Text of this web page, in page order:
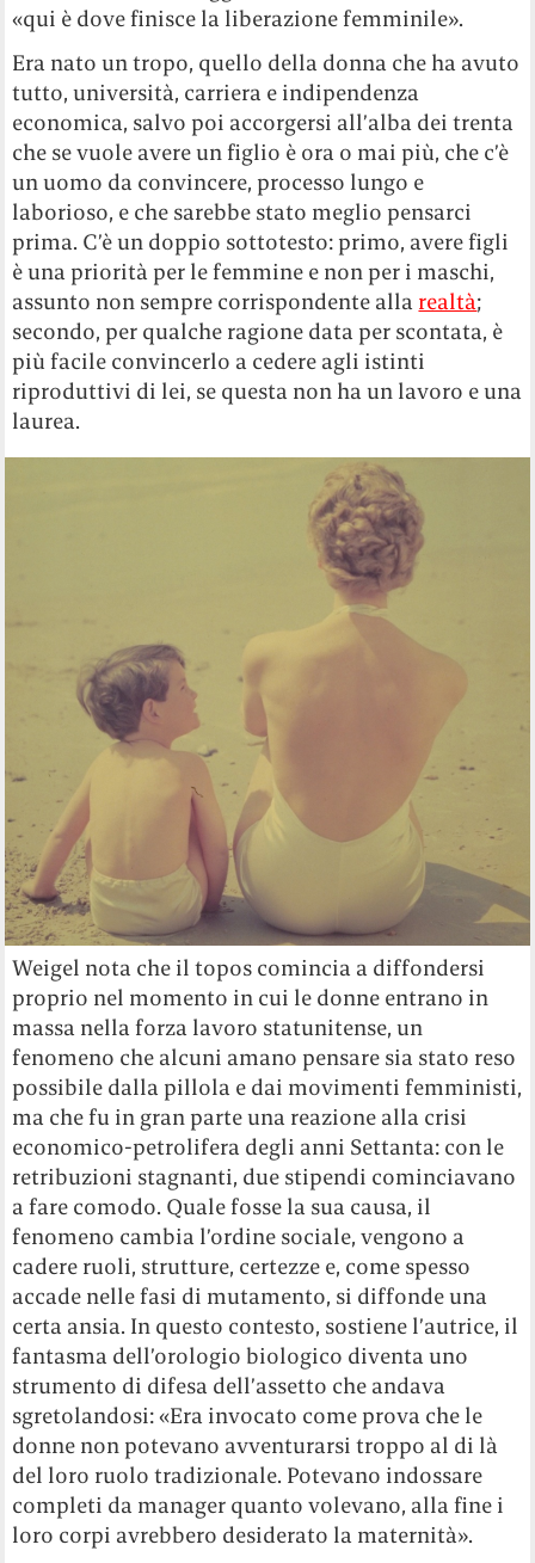
«qui è dove finisce la liberazione femminile».
Era nato un tropo, quello della donna che ha avuto
tutto, università, carriera e indipendenza
economica, salvo poi accorgersi all’alba dei trenta
che se vuole avere un figlio è ora o mai più, che c’è
un uomo da convincere, processo lungo e
laborioso, e che sarebbe stato meglio pensarci
prima. C’è un doppio sottotesto: primo, avere figli
è una priorità per le femmine e non per i maschi,
assunto non sempre corrispondente alla realtà;
secondo, per qualche ragione data per scontata, è
più facile convincerlo a cedere agli istinti
riproduttivi di lei, se questa non ha un lavoro e una
laurea.
Weigel nota che il topos comincia a diffondersi
proprio nel momento in cui le donne entrano in
massa nella forza lavoro statunitense, un
fenomeno che alcuni amano pensare sia stato reso
possibile dalla pillola e dai movimenti femministi,
ma che fu in gran parte una reazione alla crisi
economico-petrolifera degli anni Settanta: con le
retribuzioni stagnanti, due stipendi cominciavano
a fare comodo. Quale fosse la sua causa, il
fenomeno cambia l’ordine sociale, vengono a
cadere ruoli, strutture, certezze e, come spesso
accade nelle fasi di mutamento, si diffonde una
certa ansia. In questo contesto, sostiene l’autrice, il
fantasma dell’orologio biologico diventa uno
strumento di difesa dell’assetto che andava
sgretolandosi: «Era invocato come prova che le
donne non potevano avventurarsi troppo al di là
del loro ruolo tradizionale. Potevano indossare
completi da manager quanto volevano, alla fine i
loro corpi avrebbero desiderato la maternità».